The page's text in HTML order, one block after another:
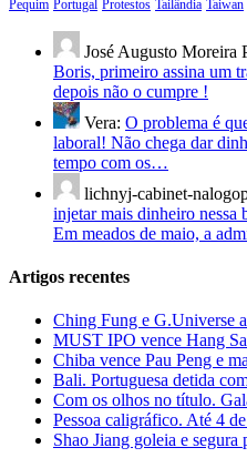
Pequim Portugal Protestos Tailândia Taiwan
José Augusto Moreira
Boris, primeiro assina um
depois não o cumpre !
Vera: O problema é
laboral! Não chega dar
tempo com os…
lichnyj-cabinet-
injetar mais dinheiro nessa
Em meados de maio, a
Artigos recentes
Ching Fung e G.Universe
MUST IPO vence Hang
Chiba vence Pau Peng e
Bali. Portuguesa detida
Com os olhos no título.
Pessoa caligráfico. Até 4
Shao Jiang goleia e